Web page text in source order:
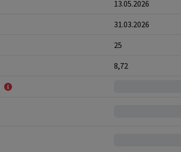
13.05.2026
31.03.2026
25
8,72